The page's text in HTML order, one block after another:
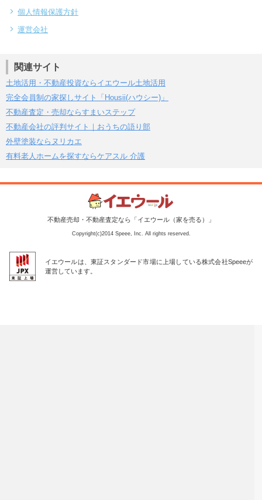
個人情報保護方針
運営会社
関連サイト
土地活用・不動産投資ならイエウール土地活用
完全会員制の家探しサイト「Housii(ハウシー)」
不動産査定・売却ならすまいステップ
不動産会社の評判サイト｜おうちの語り部
外壁塗装ならヌリカエ
有料老人ホームを探すならケアスル 介護
不動産売却・不動産査定なら「イエウール（家を売る）」
Copyright(c)2014 Speee, Inc. All rights reserved.
イエウールは、東証スタンダード市場に上場している株式会社Speeeが
運営しています。